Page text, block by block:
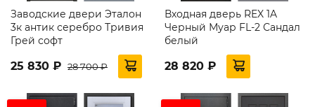
Заводские двери Эталон
3к антик серебро Тривия
Грей софт
25 830 ₽ 28 700 ₽
Входная дверь REX 1A
Черный Муар FL-2 Сандал
белый
28 820 ₽